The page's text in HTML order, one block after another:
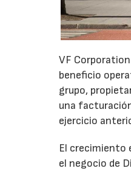
VF
beneficio
grupo,
una
ejercicio
El crecimiento
el negocio de